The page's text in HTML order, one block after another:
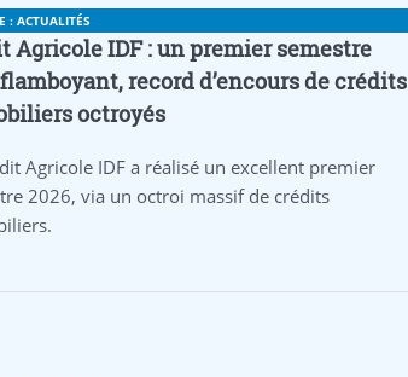
: ACTUALITÉS
Agricole IDF : un premier semestre
record d’encours de crédits
octroyés
Agricole IDF a réalisé un excellent premier
2026, via un octroi massif de crédits